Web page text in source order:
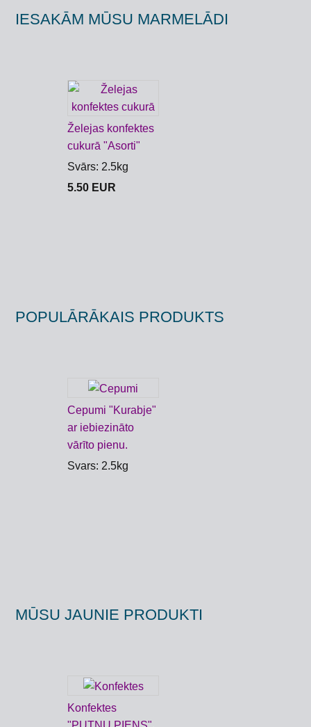
IESAKĀM MŪSU MARMELĀDI
Želejas konfektes
cukurā "Asorti"
Svārs: 2.5kg
5.50 EUR
POPULĀRĀKAIS PRODUKTS
Cepumi "Kurabje"
ar iebiezināto
vārīto pienu.
Svars: 2.5kg
MŪSU JAUNIE PRODUKTI
Konfektes